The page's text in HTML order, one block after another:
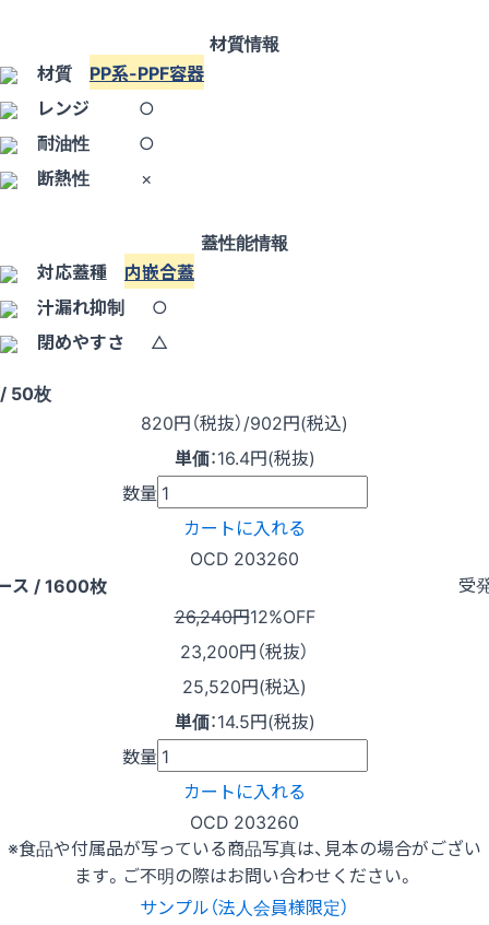
材質情報
材質 PP系-PPF容器
レンジ
○
耐油性
○
断熱性
×
蓋性能情報
対応蓋種 内嵌合蓋
汁漏れ抑制
○
閉めやすさ
△
50枚
820円（税抜）/902円(税込)
単価：16.4円(税抜)
数量
カートに入れる
OCD 203260
ス / 1600枚
受
26,240円12%OFF
23,200円（税抜）
25,520円(税込)
単価：14.5円(税抜)
数量
カートに入れる
OCD 203260
※食品や付属品が写っている商品写真は、見本の場合がござい
ます。ご不明の際はお問い合わせください。
サンプル（法人会員様限定）